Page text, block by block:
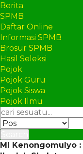
Berita
SPMB
Daftar Online
Informasi SPMB
Brosur SPMB
Hasil Seleksi
Pojok
Pojok Guru
Pojok Siswa
Pojok Ilmu
MI Kenongomulyo